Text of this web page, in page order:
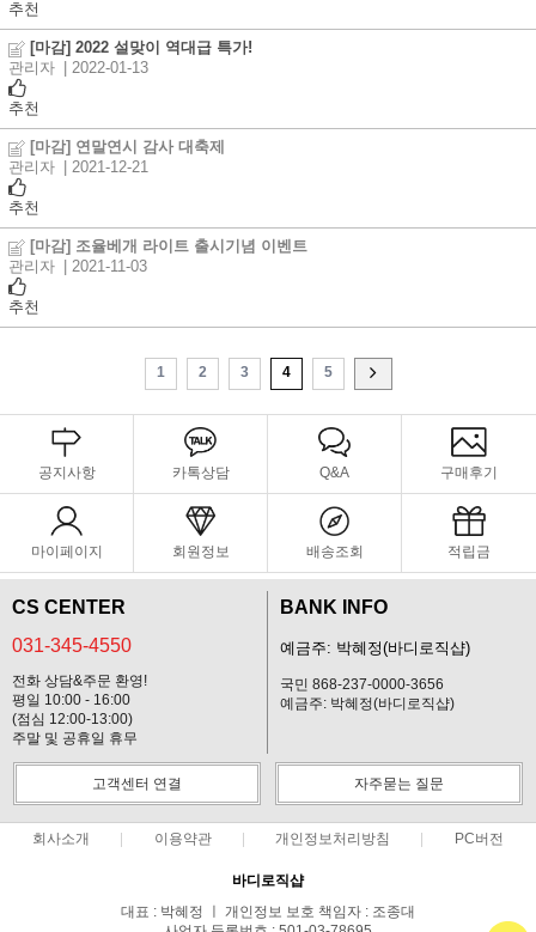
추천
[마감] 2022 설맞이 역대급 특가!
관리자
| 2022-01-13
추천
[마감] 연말연시 감사 대축제
관리자
| 2021-12-21
추천
[마감] 조율베개 라이트 출시기념 이벤트
관리자
| 2021-11-03
추천
1 2 3 4 5
공지사항 카톡상담 Q&A 구매후기
마이페이지 회원정보 배송조회 적립금
CS CENTER
031-345-4550
전화 상담&주문 환영!
평일 10:00 - 16:00
(점심 12:00-13:00)
주말 및 공휴일 휴무
BANK INFO
예금주: 박혜정(바디로직샵)
국민 868-237-0000-3656
예금주: 박혜정(바디로직샵)
고객센터 연결 자주묻는 질문
회사소개 이용약관 개인정보처리방침 PC버전
바디로직샵
대표 : 박혜정 ㅣ 개인정보 보호 책임자 : 조종대